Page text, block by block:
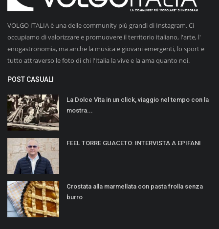
VOLGO ITALIA è una delle community più grandi di Instagram. Ci
occupiamo di valorizzare e promuovere il territorio italiano, l'arte, l'
enogastronomia, ma anche la musica e giovani emergenti, lo sport e
tutto attraverso le foto di chi l'Italia la vive e la ama quanto noi.
POST CASUALI
La Dolce Vita in un click, viaggio nel tempo con la
mostra...
FEEL TORRE GUACETO: INTERVISTA A EPIFANI
Crostata alla marmellata con pasta frolla senza
burro